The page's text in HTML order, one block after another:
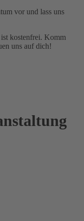
vor und lass uns
kostenfrei. Komm
uns auf dich!